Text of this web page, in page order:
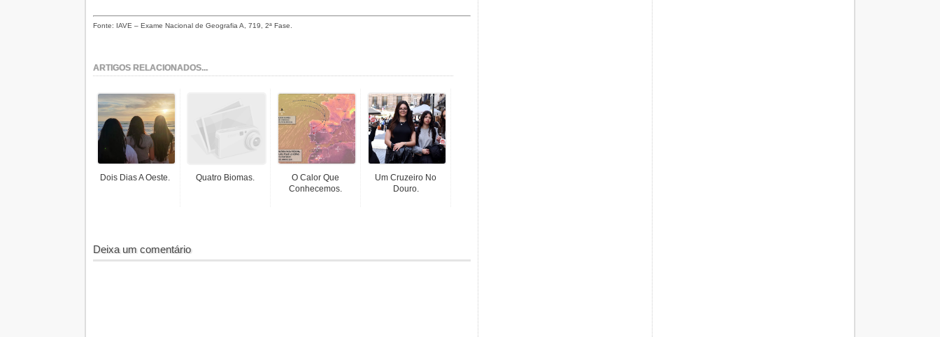
Fonte: IAVE – Exame Nacional de Geografia A, 719, 2ª Fase.
ARTIGOS RELACIONADOS...
Dois Dias A Oeste. Quatro Biomas.
O Calor Que
Conhecemos.
Um Cruzeiro No
Douro.
Deixa um comentário